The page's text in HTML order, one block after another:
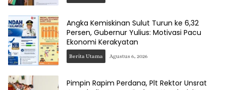
Angka Kemiskinan Sulut Turun ke 6,32
Persen, Gubernur Yulius: Motivasi Pacu
Ekonomi Kerakyatan
Berita Utama Agustus 6, 2026
Pimpin Rapim Perdana, Plt Rektor Unsrat